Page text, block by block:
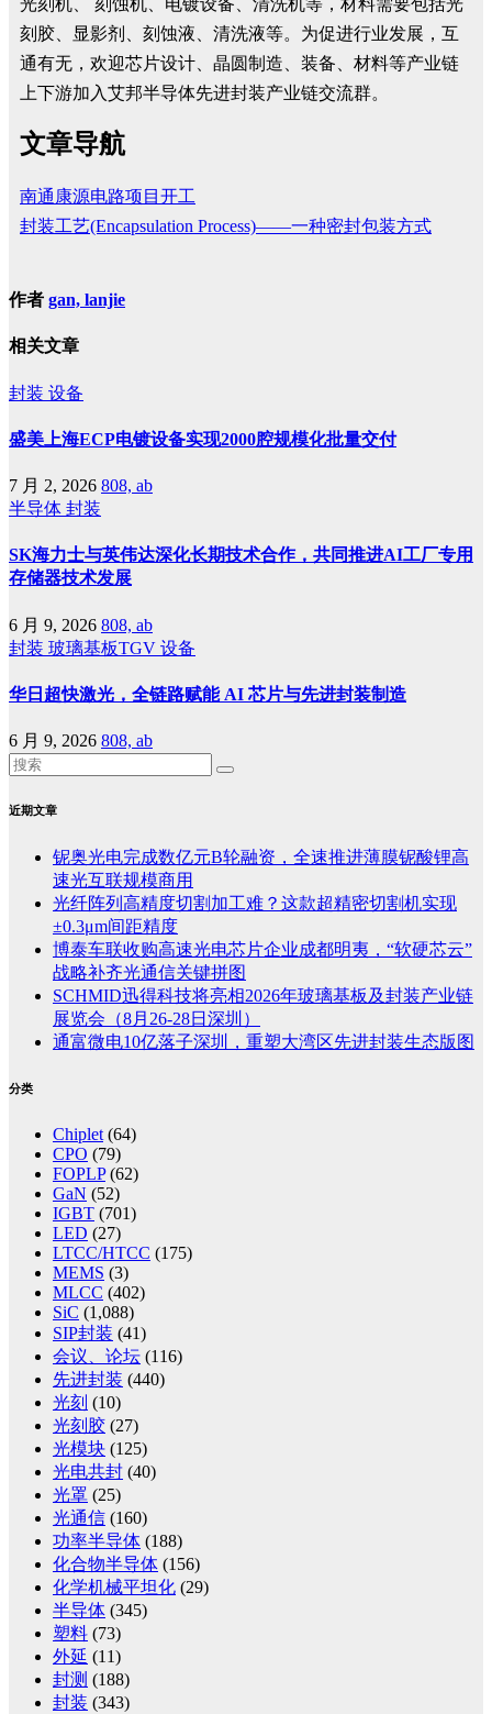
光刻机、 刻蚀机、电镀设备、清洗机等，材料需要包括光
刻胶、显影剂、刻蚀液、清洗液等。为促进行业发展，互
通有无，欢迎芯片设计、晶圆制造、装备、材料等产业链
上下游加入艾邦半导体先进封装产业链交流群。
文章导航
南通康源电路项目开工
封装工艺(Encapsulation Process)——一种密封包装方式
作者 gan, lanjie
相关文章
封装 设备
盛美上海ECP电镀设备实现2000腔规模化批量交付
7 月 2, 2026 808, ab
半导体 封装
SK海力士与英伟达深化长期技术合作，共同推进AI工厂专用
存储器技术发展
6 月 9, 2026 808, ab
封装 玻璃基板TGV 设备
华日超快激光，全链路赋能 AI 芯片与先进封装制造
6 月 9, 2026 808, ab
近期文章
铌奥光电完成数亿元B轮融资，全速推进薄膜铌酸锂高
速光互联规模商用
光纤阵列高精度切割加工难？这款超精密切割机实现
±0.3μm间距精度
博泰车联收购高速光电芯片企业成都明夷，“软硬芯云”
战略补齐光通信关键拼图
SCHMID迅得科技将亮相2026年玻璃基板及封装产业链
展览会（8月26-28日深圳）
通富微电10亿落子深圳，重塑大湾区先进封装生态版图
分类
Chiplet (64)
CPO (79)
FOPLP(62)
GaN (52)
IGBT (701)
LED (27)
LTCC/HTCC (175)
MEMS (3)
MLCC (402)
SiC (1,088)
SIP封装 (41)
会议、论坛 (116)
先进封装 (440)
光刻 (10)
光刻胶 (27)
光模块 (125)
光电共封 (40)
光罩 (25)
光通信 (160)
功率半导体 (188)
化合物半导体 (156)
化学机械平坦化 (29)
半导体 (345)
塑料 (73)
外延 (11)
封测 (188)
封装 (343)